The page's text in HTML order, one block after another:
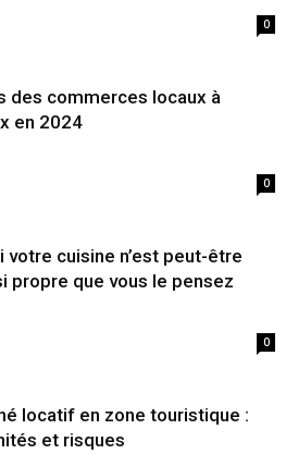
0
des commerces locaux à
en 2024
0
votre cuisine n’est peut-être
propre que vous le pensez
0
locatif en zone touristique :
et risques